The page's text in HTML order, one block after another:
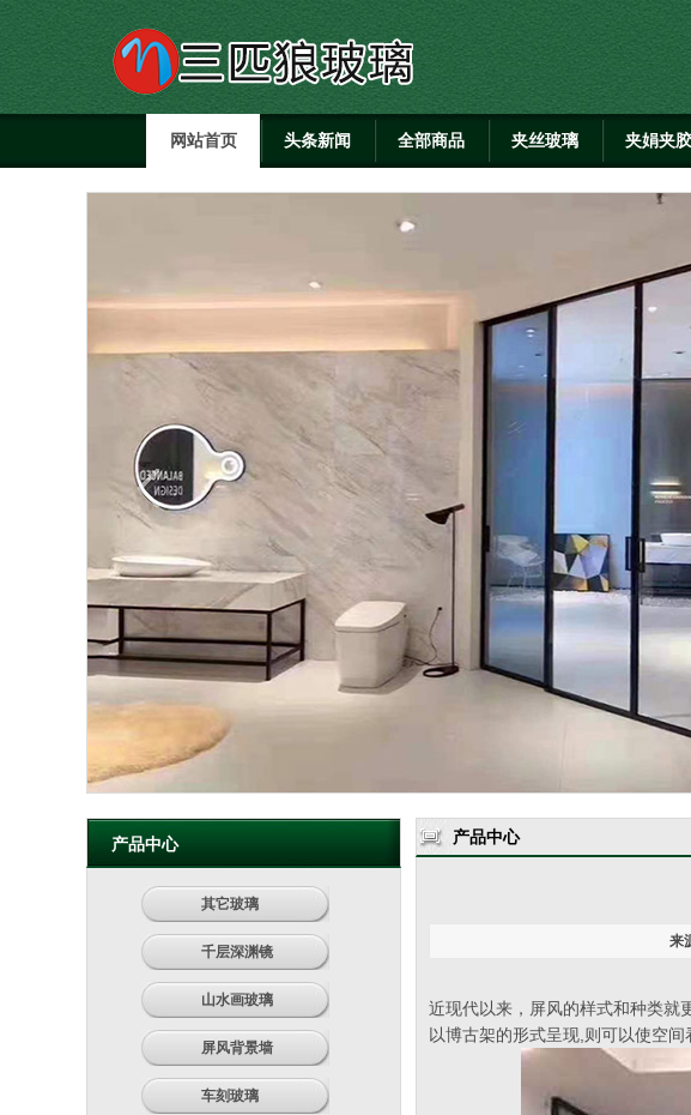
网站首页 头条新闻 全部商品 夹丝玻璃 夹娟夹胶
产品中心
其它玻璃
千层深渊镜
山水画玻璃
屏风背景墙
车刻玻璃
产品中心
来
近现代以来，屏风的样式和种类就
以博古架的形式呈现,则可以使空